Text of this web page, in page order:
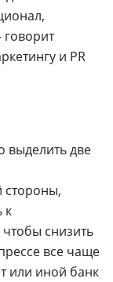
говорит
и PR
выделить две
стороны,
к
снизить
все чаще
или иной банк